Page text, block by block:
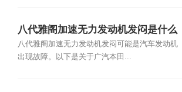
八代雅阁加速无力发动机发闷是什么
原因？
八代雅阁加速无力发动机发闷可能是汽车发动机
出现故障。以下是关于广汽本田...